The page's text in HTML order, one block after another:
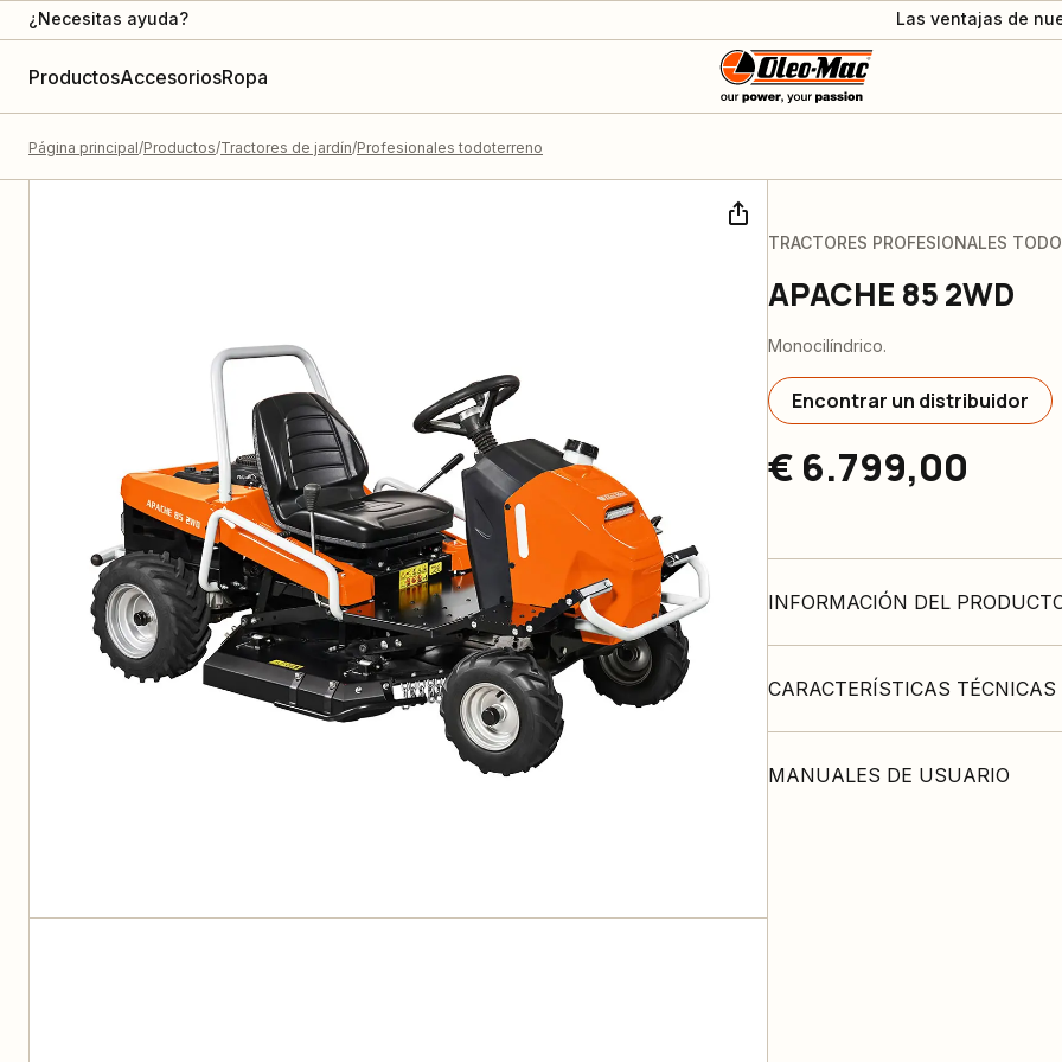
¿Necesitas ayuda? Las ventajas de
ProductosAccesoriosRopa
Página principal Productos Tractores de jardín Profesionales todoterreno
TRACTORES PROFESIONALES
APACHE 85 2WD
Monocilíndrico.
Encontrar un distribuidor
€ 6.799,00
INFORMACIÓN DEL
CARACTERÍSTICAS TÉCNICAS
MANUALES DE USUARIO